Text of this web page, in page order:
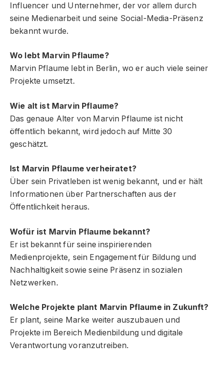
Influencer und Unternehmer, der vor allem durch
seine Medienarbeit und seine Social-Media-Präsenz
bekannt wurde.
Wo lebt Marvin Pflaume?
Marvin Pflaume lebt in Berlin, wo er auch viele seiner
Projekte umsetzt.
Wie alt ist Marvin Pflaume?
Das genaue Alter von Marvin Pflaume ist nicht
öffentlich bekannt, wird jedoch auf Mitte 30
geschätzt.
Ist Marvin Pflaume verheiratet?
Über sein Privatleben ist wenig bekannt, und er hält
Informationen über Partnerschaften aus der
Öffentlichkeit heraus.
Wofür ist Marvin Pflaume bekannt?
Er ist bekannt für seine inspirierenden
Medienprojekte, sein Engagement für Bildung und
Nachhaltigkeit sowie seine Präsenz in sozialen
Netzwerken.
Welche Projekte plant Marvin Pflaume in Zukunft?
Er plant, seine Marke weiter auszubauen und
Projekte im Bereich Medienbildung und digitale
Verantwortung voranzutreiben.